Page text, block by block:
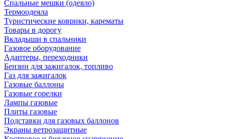
Спальные мешки (одеяло)
Термоодеяла
Туристические коврики, карематы
Товары в дорогу
Вкладыши в спальники
Газовое оборудование
Адаптеры, переходники
Бензин для зажигалок, топливо
Газ для зажигалок
Газовые баллоны
Газовые горелки
Лампы газовые
Плиты газовые
Подставки для газовых баллонов
Экраны ветрозащитные